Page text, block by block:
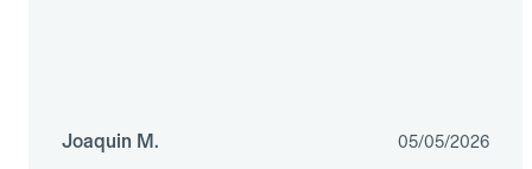
Joaquin M. 05/05/2026